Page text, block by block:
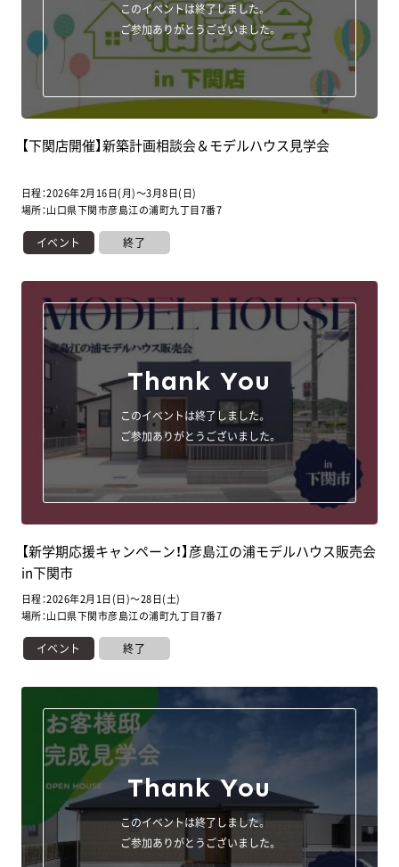
このイベントは終了しました。
ご参加ありがとうございました。
【下関店開催】新築計画相談会＆モデルハウス見学会
日程：2026年2月16日(月)～3月8日(日)
場所：山口県下関市彦島江の浦町九丁目7番7
イベント 終了
Thank You
このイベントは終了しました。
ご参加ありがとうございました。
【新学期応援キャンペーン！】彦島江の浦モデルハウス販売会
in下関市
日程：2026年2月1日(日)～28日(土)
場所：山口県下関市彦島江の浦町九丁目7番7
イベント 終了
Thank You
このイベントは終了しました。
ご参加ありがとうございました。
お気軽にお問い合わせください
山口店
0120-534-938
⼭⼝サエラ展⽰場
0120-080-938
0120-834-938 0120-734-938
宇部店
0120-334-938
岩国店
0120-084-900 0120-087-200
広島中央店
082-569-9858
福山店
0120-084-330
福山北店
084-966-9181